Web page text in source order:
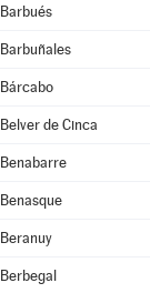
Barbués
Barbuñales
Bárcabo
Belver de Cinca
Benabarre
Benasque
Beranuy
Berbegal